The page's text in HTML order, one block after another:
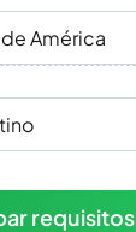
América
requisitos